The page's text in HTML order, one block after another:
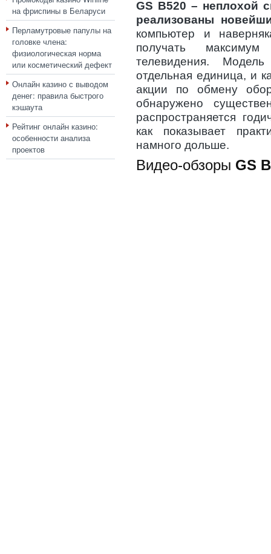
на фриспины в Беларуси
Перламутровые папулы на
головке члена:
физиологическая норма
или косметический дефект
Онлайн казино с выводом
денег: правила быстрого
кэшаута
Рейтинг онлайн казино:
особенности анализа
проектов
GS B520 – неплохой
реализованы
компьютер и
получать
телевидения.
отдельная единица, и
акции по обмену
обнаружено
распространяется
как показывает
намного дольше.
Видео-обзоры GS